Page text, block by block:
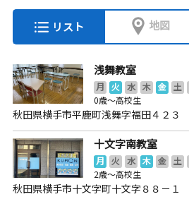
リスト 地図
浅舞教室
月 火 水 木 金 土
0歳～高校生
秋田県横手市平鹿町浅舞字福田４２３
十文字南教室
月 火 水 木 金 土
2歳～高校生
秋田県横手市十文字町十文字８８－１